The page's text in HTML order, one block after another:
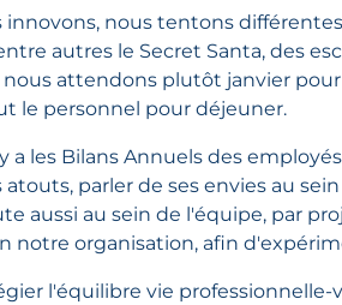
innovons, nous tentons
autres le Secret Santa, des
nous attendons plutôt janvier
le personnel pour déjeuner.
a les Bilans Annuels des
atouts, parler de ses envies au
aussi au sein de l'équipe, par
notre organisation, afin
l'équilibre vie